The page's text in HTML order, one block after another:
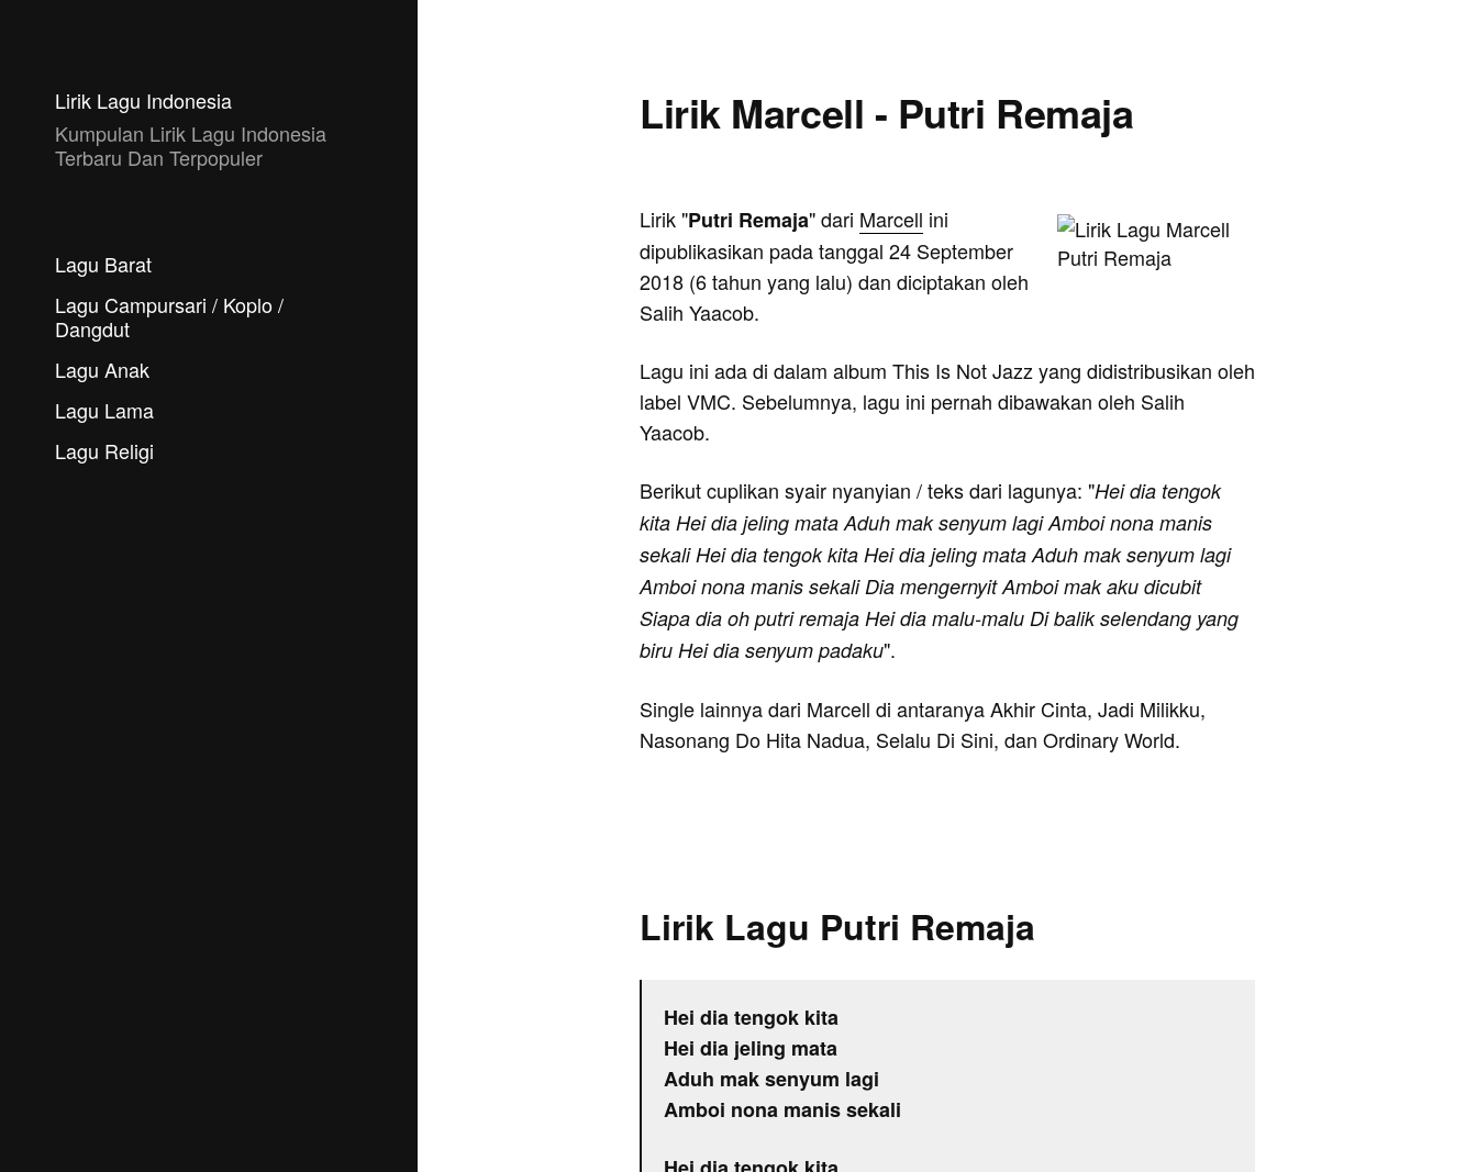
Lirik Lagu Indonesia
Kumpulan Lirik Lagu Indonesia
Terbaru Dan Terpopuler
Lagu Barat
Lagu Campursari / Koplo /
Dangdut
Lagu Anak
Lagu Lama
Lagu Religi
Lirik Marcell - Putri Remaja
Lirik "Putri Remaja" dari Marcell ini
dipublikasikan pada tanggal 24 September
2018 (6 tahun yang lalu) dan diciptakan oleh
Salih Yaacob.
Lagu ini ada di dalam album This Is Not Jazz yang didistribusikan oleh
label VMC. Sebelumnya, lagu ini pernah dibawakan oleh Salih
Yaacob.
Berikut cuplikan syair nyanyian / teks dari lagunya: "Hei dia tengok
kita Hei dia jeling mata Aduh mak senyum lagi Amboi nona manis
sekali Hei dia tengok kita Hei dia jeling mata Aduh mak senyum lagi
Amboi nona manis sekali Dia mengernyit Amboi mak aku dicubit
Siapa dia oh putri remaja Hei dia malu-malu Di balik selendang yang
biru Hei dia senyum padaku".
Single lainnya dari Marcell di antaranya Akhir Cinta, Jadi Milikku,
Nasonang Do Hita Nadua, Selalu Di Sini, dan Ordinary World.
Lirik Lagu Putri Remaja
Hei dia tengok kita
Hei dia jeling mata
Aduh mak senyum lagi
Amboi nona manis sekali